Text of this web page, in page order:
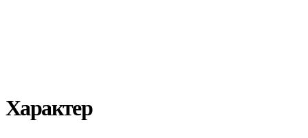
Характер